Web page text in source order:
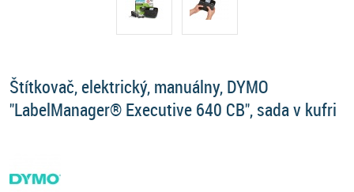
Štítkovač, elektrický, manuálny, DYMO
"LabelManager® Executive 640 CB", sada v kufri